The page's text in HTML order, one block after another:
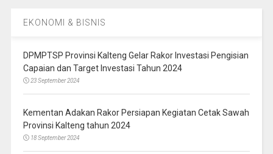
EKONOMI & BISNIS
DPMPTSP Provinsi Kalteng Gelar Rakor Investasi Pengisian
Capaian dan Target Investasi Tahun 2024
23 September 2024
Kementan Adakan Rakor Persiapan Kegiatan Cetak Sawah
Provinsi Kalteng tahun 2024
18 September 2024